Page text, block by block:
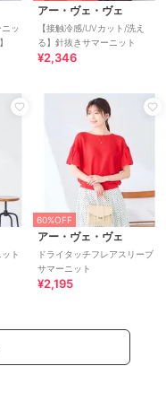
ッ
アー・ヴェ・ヴェ
【接触冷感/UVカット/洗え
る】針抜きサマーニット
¥2,346
ト
60%OFF
アー・ヴェ・ヴェ
ドライタッチフレアスリーブ
サマーニット
¥2,195